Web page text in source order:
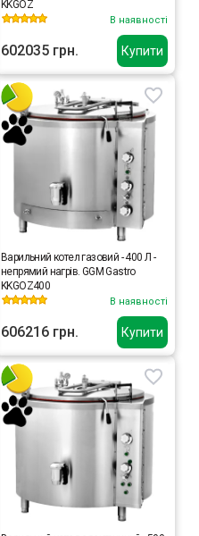
Купити
KKGOZ
В наявності
602035 грн.
Купити
Варильний котел газовий - 400 Л -
непрямий нагрів. GGM Gastro
KKGOZ400
В наявності
606216 грн.